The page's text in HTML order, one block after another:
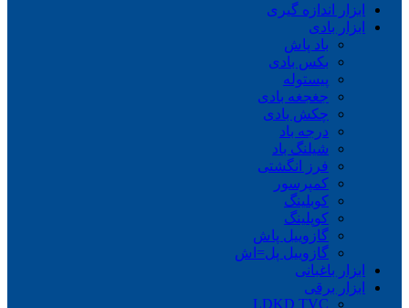
ابزار اندازه گیری
ابزار بادی
باد پاش
بکس بادی
پیستوله
جغجغه بادی
چکش بادی
درجه باد
شیلنگ باد
فرز انگشتی
کمپرسور
کوبلینگ
کوپلینگ
گازوییل پاش
گازوییل پل=اش
ابزار باغبانی
ابزار برقی
LDKD TVC